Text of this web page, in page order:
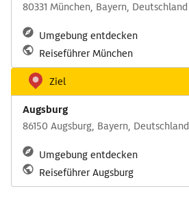
80331 München, Bayern, Deutschland
Umgebung entdecken
Reiseführer München
Ziel
Augsburg
86150 Augsburg, Bayern, Deutschland
Umgebung entdecken
Reiseführer Augsburg